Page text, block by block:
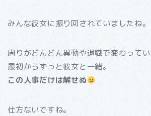
みんな彼女に振り回されていましたね。
周りがどんどん異動や退職で変わって
最初からずっと彼女と一緒。
この人事だけは解せぬ
仕方ないですね。